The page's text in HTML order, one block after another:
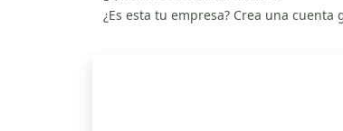
¿Es esta tu empresa? Crea una